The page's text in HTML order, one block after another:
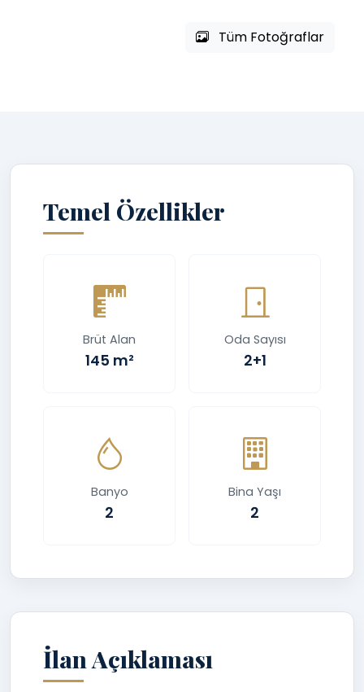
Tüm Fotoğraflar
Temel Özellikler
Brüt Alan
145 m²
Oda Sayısı
2+1
Banyo
2
Bina Yaşı
2
İlan Açıklaması